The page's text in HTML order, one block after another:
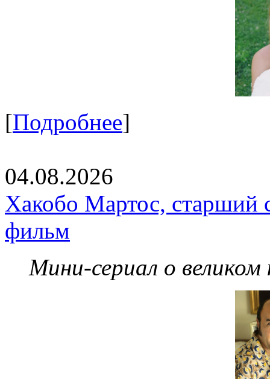
[Подробнее]
04.08.2026
Хакобо Мартос, старший
фильм
Мини-сериал о великом